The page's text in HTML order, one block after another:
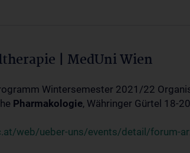
| MedUni Wien
Wintersemester 2021/22
Pharmakologie, Währinger Gürtel 18-
web/ueber-uns/events/detail/forum-